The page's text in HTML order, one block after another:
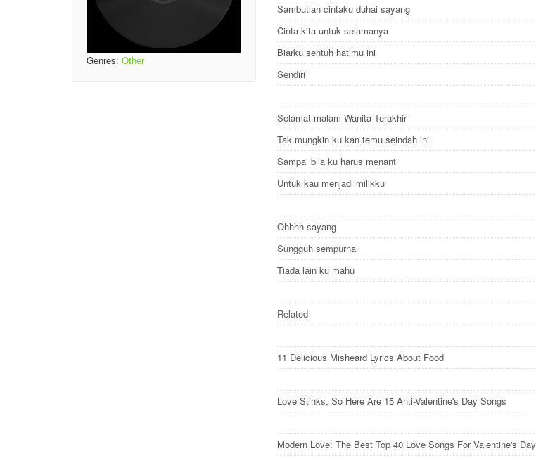
Genres: Other
Sambutlah cintaku duhai sayang
Cinta kita untuk selamanya
Biarku sentuh hatimu ini
Sendiri
Selamat malam Wanita Terakhir
Tak mungkin ku kan temu seindah ini
Sampai bila ku harus menanti
Untuk kau menjadi milikku
Ohhhh sayang
Sungguh sempurna
Tiada lain ku mahu
Related
11 Delicious Misheard Lyrics About Food
Love Stinks, So Here Are 15 Anti-Valentine's Day Songs
Modern Love: The Best Top 40 Love Songs For Valentine's Day